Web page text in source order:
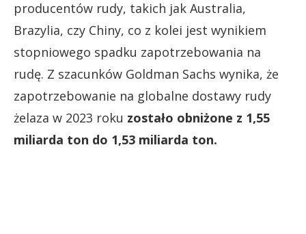
producentów rudy, takich jak Australia,
Brazylia, czy Chiny, co z kolei jest wynikiem
stopniowego spadku zapotrzebowania na
rudę. Z szacunków Goldman Sachs wynika, że
zapotrzebowanie na globalne dostawy rudy
żelaza w 2023 roku zostało obniżone z 1,55
miliarda ton do 1,53 miliarda ton.